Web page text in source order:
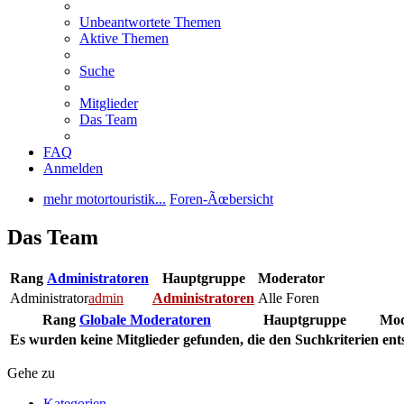
Unbeantwortete Themen
Aktive Themen
Suche
Mitglieder
Das Team
FAQ
Anmelden
mehr motortouristik... Foren-Ãœbersicht
Das Team
Rang Administratoren Hauptgruppe
Moderator
Administratoradmin Administratoren Alle Foren
Rang Globale Moderatoren Hauptgruppe
Es wurden keine Mitglieder gefunden, die den Suchkriterien
Gehe zu